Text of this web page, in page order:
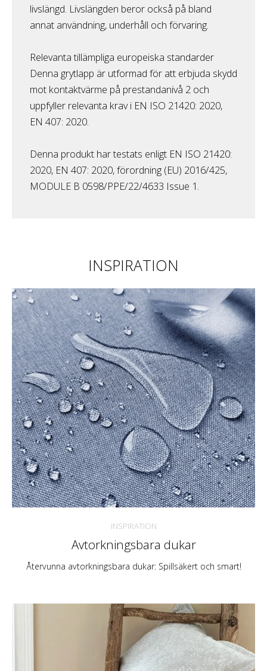
livslängd. Livslängden beror också på bland
annat användning, underhåll och förvaring.
Relevanta tillämpliga europeiska standarder
Denna grytlapp är utformad för att erbjuda skydd
mot kontaktvärme på prestandanivå 2 och
uppfyller relevanta krav i EN ISO 21420: 2020,
EN 407: 2020.
Denna produkt har testats enligt EN ISO 21420:
2020, EN 407: 2020, förordning (EU) 2016/425,
MODULE B 0598/PPE/22/4633 Issue 1.
INSPIRATION
INSPIRATION
Avtorkningsbara dukar
Återvunna avtorkningsbara dukar: Spillsäkert och smart!